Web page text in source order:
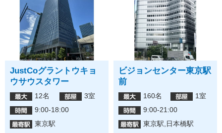
JustCoグラントウキョ
ウサウスタワー
12名
3室
9:00-18:00
東京駅
ビジョンセンター東京駅
前
160名
1室
9:00-21:00
東京駅,日本橋駅